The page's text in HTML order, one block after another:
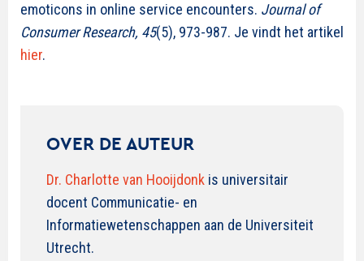
emoticons in online service encounters. Journal of
Consumer Research, 45(5), 973-987. Je vindt het artikel
hier.
OVER DE AUTEUR
Dr. Charlotte van Hooijdonk is universitair
docent Communicatie- en
Informatiewetenschappen aan de Universiteit
Utrecht.